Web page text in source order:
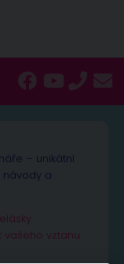
– unikátní
návody a
vztahu